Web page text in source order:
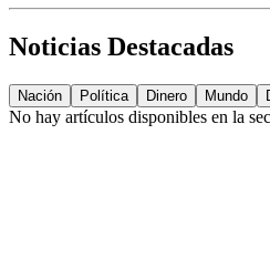
Noticias Destacadas
Nación Política Dinero Mundo
No hay artículos disponibles en la